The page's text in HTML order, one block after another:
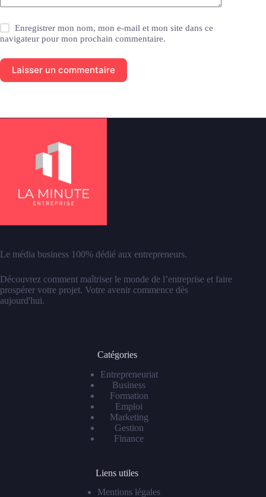
Enregistrer mon nom, mon e-mail et mon site dans ce
navigateur pour mon prochain commentaire.
Laisser un commentaire
Le média business 100% dédié aux entrepreneurs.
Découvrez comment maîtriser le monde de l’entreprise et faire
prospérer votre projet. Votre avenir commence dès
aujourd'hui.
Catégories
Entrepreneuriat
Business
Formation
Emploi
Marketing
Gestion
Finance
Liens utiles
Mentions légales